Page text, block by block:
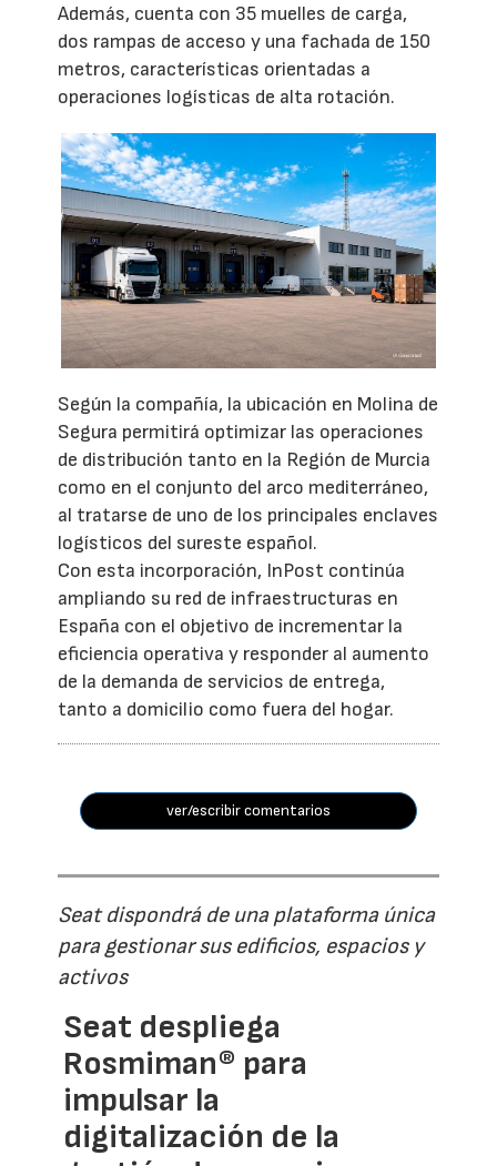
Además, cuenta con 35 muelles de carga,
dos rampas de acceso y una fachada de 150
metros, características orientadas a
operaciones logísticas de alta rotación.
Según la compañía, la ubicación en Molina de
Segura permitirá optimizar las operaciones
de distribución tanto en la Región de Murcia
como en el conjunto del arco mediterráneo,
al tratarse de uno de los principales enclaves
logísticos del sureste español.
Con esta incorporación, InPost continúa
ampliando su red de infraestructuras en
España con el objetivo de incrementar la
eficiencia operativa y responder al aumento
de la demanda de servicios de entrega,
tanto a domicilio como fuera del hogar.
ver/escribir comentarios
Seat dispondrá de una plataforma única
para gestionar sus edificios, espacios y
activos
Seat despliega
Rosmiman® para
impulsar la
digitalización de la